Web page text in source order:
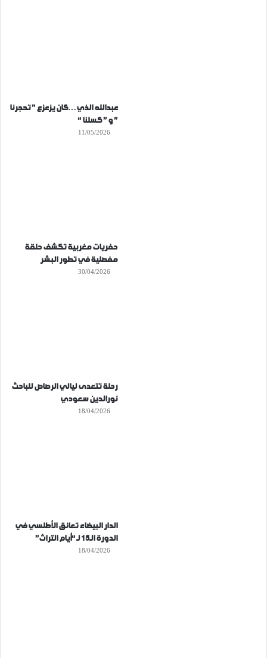
عبدالله الذي…كان يزعزع ” تحجرنا
” و ” كسلنا “
11/05/2026
حفريات مغربية تكشف حلقة
مفصلية في تطور البشر
30/04/2026
رحلة تتعدى ليالي الرصاص للباحث
نورالدين سعودي
18/04/2026
الدار البيضاء تعانق الأطلسي في
الدورة الـ15 لـ “أيام التراث”
18/04/2026